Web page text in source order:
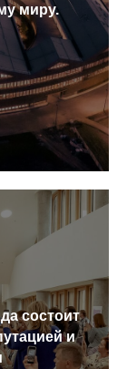
миру.
состоит
и